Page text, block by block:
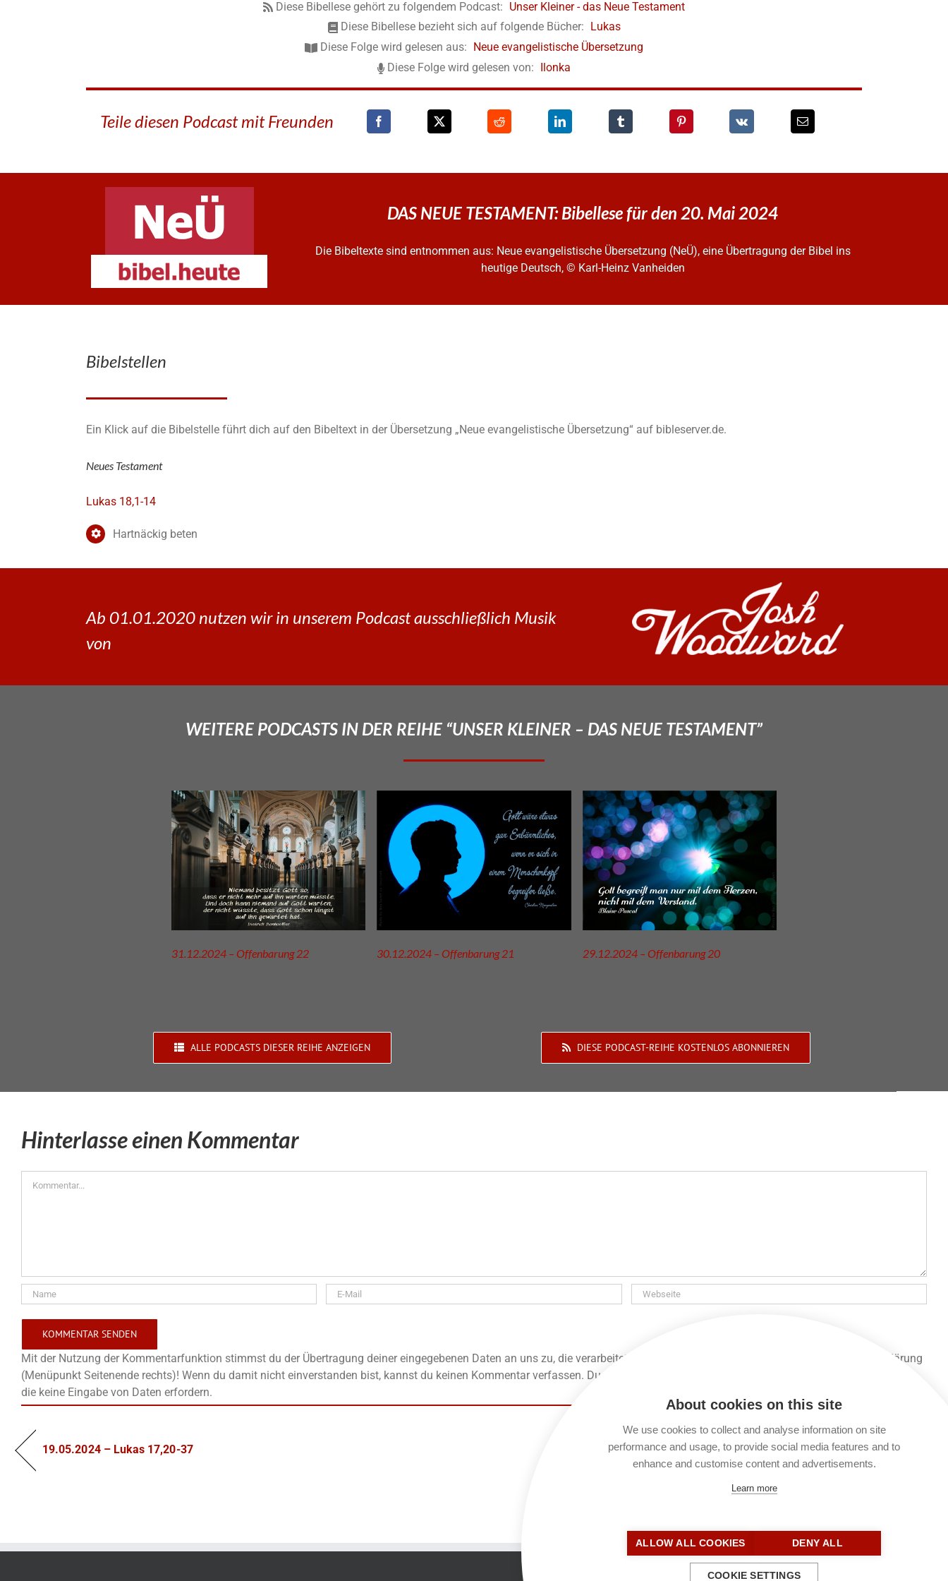
Diese Bibellese gehört zu folgendem Podcast: Unser Kleiner - das Neue Testament
Diese Bibellese bezieht sich auf folgende Bücher:
Lukas
Diese Folge wird gelesen aus:
Neue evangelistische Übersetzung
Diese Folge wird gelesen von: Ilonka
Teile diesen Podcast mit Freunden
DAS NEUE TESTAMENT: Bibellese für den 20. Mai 2024
Die Bibeltexte sind entnommen aus: Neue evangelistische Übersetzung (NeÜ), eine Übertragung der Bibel ins
heutige Deutsch, © Karl-Heinz Vanheiden
Bibelstellen
Ein Klick auf die Bibelstelle führt dich auf den Bibeltext in der Übersetzung „Neue evangelistische Übersetzung“ auf bibleserver.de.
Neues Testament
Lukas 18,1-14
Hartnäckig beten
Ab 01.01.2020 nutzen wir in unserem Podcast ausschließlich Musik
von
WEITERE PODCASTS IN DER REIHE “UNSER KLEINER – DAS NEUE TESTAMENT”
31.12.2024 – Offenbarung 22 30.12.2024 – Offenbarung 21 29.12.2024 – Offenbarung 20
ALLE PODCASTS DIESER REIHE ANZEIGEN DIESE PODCAST-REIHE KOSTENLOS ABONNIEREN
Hinterlasse einen Kommentar
Mit der Nutzung der Kommentarfunktion stimmst du der Übertragung deiner eingegebenen Daten an uns zu, die verarbeitet und gespeichert werden. Lies unsere Datenschutzerklärung
(Menüpunkt Seitenende rechts)! Wenn du damit nicht einverstanden bist, kannst du keinen Kommentar verfassen. Du kannst unsere Seite lesen und alle anderen Funktionen nutzen,
die keine Eingabe von Daten erfordern.
19.05.2024 – Lukas 17,20-37 21.05.2024 – Lukas 18,15-43
About cookies on this site
We use cookies to collect and analyse information on site
performance and usage, to provide social media features and to
enhance and customise content and advertisements.
Learn more
ALLOW ALL COOKIES DENY ALL
COOKIE SETTINGS